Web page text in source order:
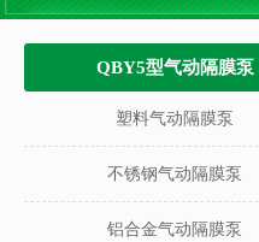
QBY5型气动隔膜泵
塑料气动隔膜泵
不锈钢气动隔膜泵
铝合金气动隔膜泵